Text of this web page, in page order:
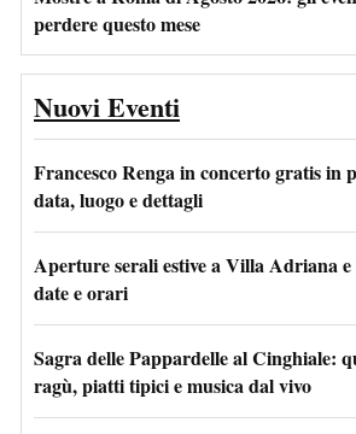
perdere questo mese
Nuovi Eventi
Francesco Renga in concerto gratis in
data, luogo e dettagli
Aperture serali estive a Villa Adriana
date e orari
Sagra delle Pappardelle al Cinghiale:
ragù, piatti tipici e musica dal vivo